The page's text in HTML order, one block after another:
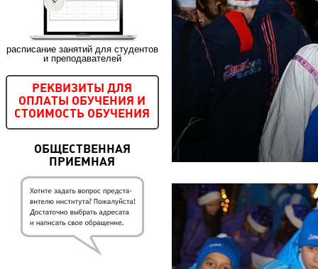
расписание занятий для студентов
и преподавателей
РЕКВИЗИТЫ ДЛЯ
ОПЛАТЫ ОБУЧЕНИЯ И
СТОИМОСТЬ ОБУЧЕНИЯ
ОБЩЕСТВЕННАЯ
ПРИЕМНАЯ